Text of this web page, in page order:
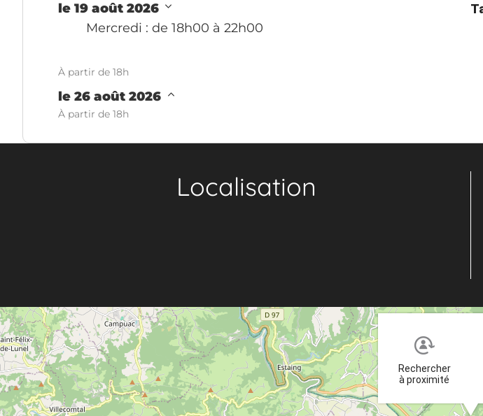
le 19 août 2026
Mercredi : de 18h00 à 22h00
À partir de 18h
le 26 août 2026
À partir de 18h
Localisation
Rechercher
à proximité